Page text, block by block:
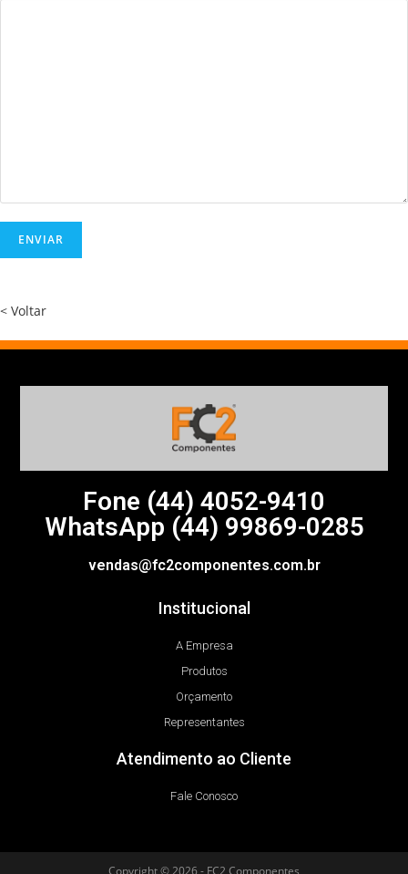
< Voltar
Fone (44) 4052-9410
WhatsApp (44) 99869-0285
vendas@fc2componentes.com.br
Institucional
A Empresa
Produtos
Orçamento
Representantes
Atendimento ao Cliente
Fale Conosco